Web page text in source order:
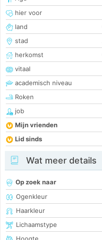
hier voor
land
stad
herkomst
vitaal
academisch niveau
Roken
job
Mijn vrienden
Lid sinds
Wat meer details
Op zoek naar
Ogenkleur
Haarkleur
Lichaamstype